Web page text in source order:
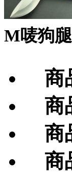
M唛狗
商
商
商
商